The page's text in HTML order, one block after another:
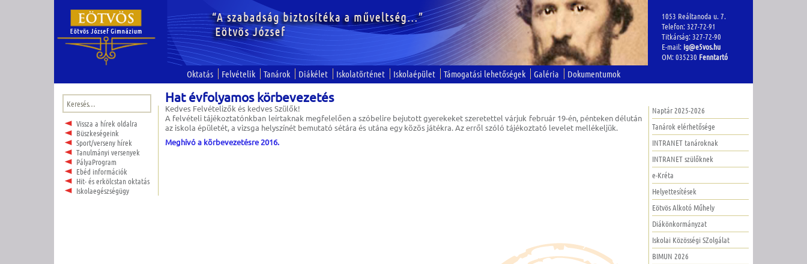
1053 Reáltanoda u. 7.
Telefon: 327-72-91
Titkárság: 327-72-90
E-mail: ig@e5vos.hu
OM: 035230 Fenntartó
Oktatás Felvételik Tanárok Diákélet Iskolatörténet Iskolaépület Támogatási lehetőségek Galéria Dokumentumok
Keresés:
Vissza a hírek oldalra
Büszkeségeink
Sport/verseny hírek
Tanulmányi versenyek
PályaProgram
Ebéd információk
Hit- és erkölcstan oktatás
Iskolaegészségügy
Hat évfolyamos körbevezetés
Kedves Felvételizők és kedves Szülők!
A felvételi tájékoztatónkban leírtaknak megfelelően a szóbelire bejutott gyerekeket szeretettel várjuk február 19-én, pénteken délután
az iskola épületét, a vizsga helyszínét bemutató sétára és utána egy közös játékra. Az erről szóló tájékoztató levelet mellékeljük.
Meghívó a körbevezetésre 2016.
Naptár 2025-2026
Tanárok elérhetősége
INTRANET tanároknak
INTRANET szülőknek
e-Kréta
Helyettesítések
Eötvös Alkotó Műhely
Diákönkormányzat
Iskolai Közösségi SZolgálat
BIMUN 2026